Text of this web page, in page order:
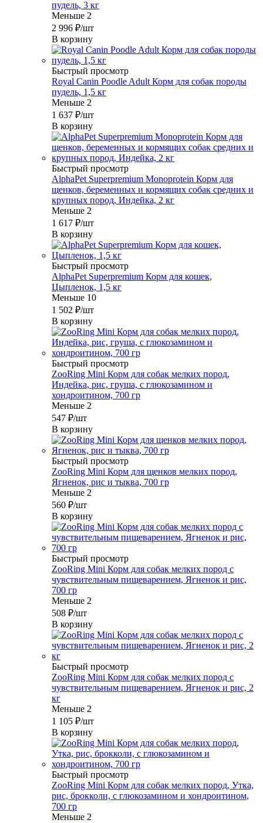
пудель, 3 кг
Меньше 2
2 996 ₽/шт
В корзину
Быстрый просмотр
Royal Canin Poodle Adult Корм для собак породы
пудель, 1,5 кг
Меньше 2
1 637 ₽/шт
В корзину
Быстрый просмотр
AlphaPet Superpremium Monoprotein Корм для
щенков, беременных и кормящих собак средних и
крупных пород, Индейка, 2 кг
Меньше 2
1 617 ₽/шт
В корзину
Быстрый просмотр
AlphaPet Superpremium Корм для кошек,
Цыпленок, 1,5 кг
Меньше 10
1 502 ₽/шт
В корзину
Быстрый просмотр
ZooRing Mini Корм для собак мелких пород,
Индейка, рис, груша, с глюкозамином и
хондроитином, 700 гр
Меньше 2
547 ₽/шт
В корзину
Быстрый просмотр
ZooRing Mini Корм для щенков мелких пород,
Ягненок, рис и тыква, 700 гр
Меньше 2
560 ₽/шт
В корзину
Быстрый просмотр
ZooRing Mini Корм для собак мелких пород с
чувствительным пищеварением, Ягненок и рис,
700 гр
Меньше 2
508 ₽/шт
В корзину
Быстрый просмотр
ZooRing Mini Корм для собак мелких пород с
чувствительным пищеварением, Ягненок и рис, 2
кг
Меньше 2
1 105 ₽/шт
В корзину
Быстрый просмотр
ZooRing Mini Корм для собак мелких пород, Утка,
рис, брокколи, с глюкозамином и хондроитином,
700 гр
Меньше 2